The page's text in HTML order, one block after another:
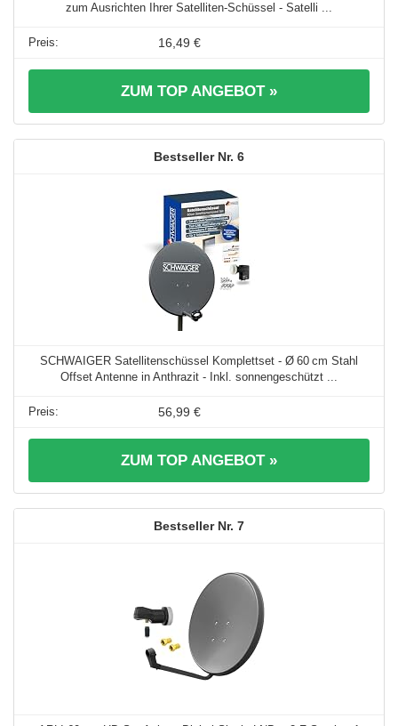
zum Ausrichten Ihrer Satelliten-Schüssel - Satelli ...
16,49 €
ZUM TOP ANGEBOT »
6
SCHWAIGER Satellitenschüssel Komplettset - Ø 60 cm Stahl
Offset Antenne in Anthrazit - Inkl. sonnengeschützt ...
56,99 €
ZUM TOP ANGEBOT »
7